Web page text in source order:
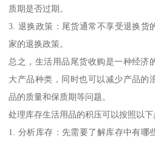
质期是否过期。
3. 退换政策：尾货通常不享受退换货
家的退换政策。
总之，生活用品尾货收购是一种经济
大产品种类，同时也可以减少产品的
品的质量和保质期等问题。
处理库存生活用品的积压可以按照以下
1. 分析库存：先需要了解库存中有哪